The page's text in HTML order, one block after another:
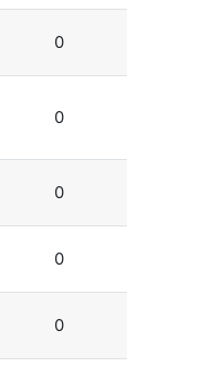
0
0
0
0
0